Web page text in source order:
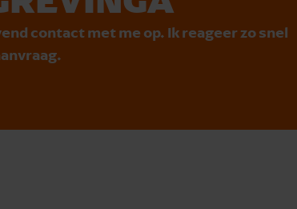
contact met me op. Ik reageer zo snel